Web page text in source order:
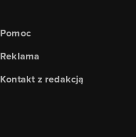
Pomoc
Reklama
Kontakt z redakcją